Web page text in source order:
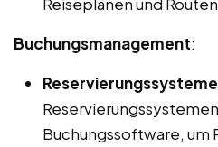
Buchungsmanagement:
Reservierungssysteme
Buchungssoftware, um